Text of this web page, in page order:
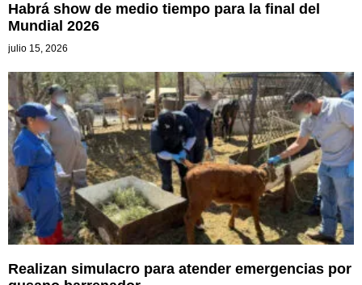
Habrá show de medio tiempo para la final del
Mundial 2026
julio 15, 2026
Realizan simulacro para atender emergencias por